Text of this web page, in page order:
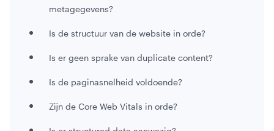
metagegevens?
Is de structuur van de website in orde?
Is er geen sprake van duplicate content?
Is de paginasnelheid voldoende?
Zijn de Core Web Vitals in orde?